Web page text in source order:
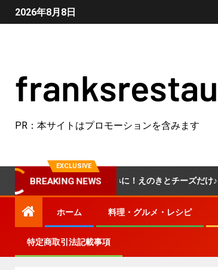
2026年8月8日
PR：本サイトはプロモーションを含みます
EXCLUSIVE
BREAKING NEWS
きが無限おつまみに！えのきとチーズだけ♪
ホーム 料理・グルメ・レシピ
特定商取引法記載事項